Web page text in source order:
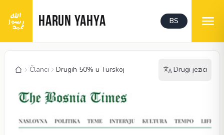
HARUN YAHYA BS
Članci Drugih 50% u Turskoj Drugi jezici